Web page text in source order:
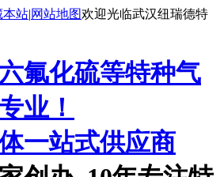
本站|网站地图欢迎光临武汉纽瑞德特
一站式供应商